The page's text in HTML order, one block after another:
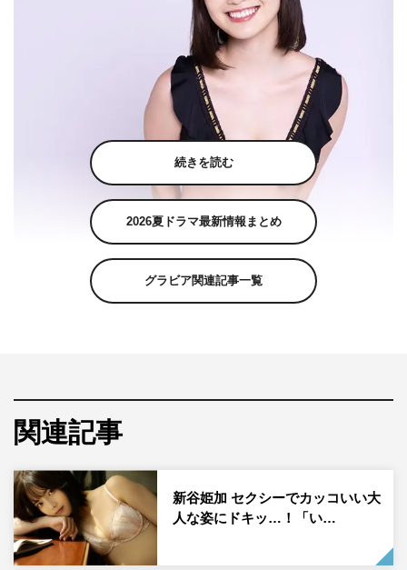
ゼロイチファミリア
と本人インタビューが到着した。
2015年にアイドルとしてデビューし、「ミスiD 2017」を
受賞した新谷。アイドル卒業後は演技に本格的に取り組
続きを読む
2026夏ドラマ最新情報まとめ
グラビア関連記事一覧
関連記事
新谷姫加 セクシーでカッコいい大
人な姿にドキッ…！「い…